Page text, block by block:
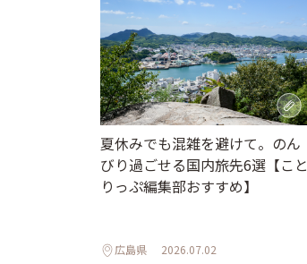
夏休みでも混雑を避けて。のん
びり過ごせる国内旅先6選【こと
りっぷ編集部おすすめ】
広島県 2026.07.02